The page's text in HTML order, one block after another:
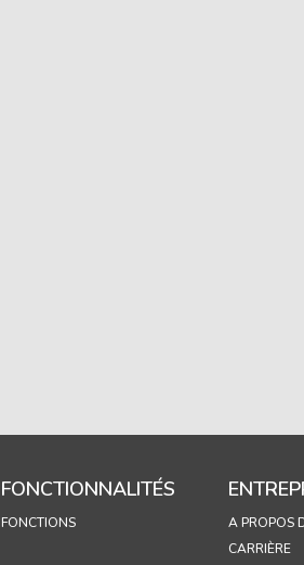
FONCTIONNALITÉS
FONCTIONS
A PROPOS
CARRIÈRE